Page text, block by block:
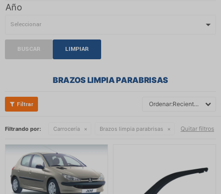
Año
BUSCAR LIMPIAR
BRAZOS LIMPIA PARABRISAS
Recientes
Filtrando por: Carrocería Brazos limpia parabrisas Quitar filtros